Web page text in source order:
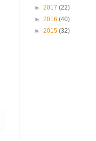
► 2017 (22)
► 2016 (40)
► 2015 (32)